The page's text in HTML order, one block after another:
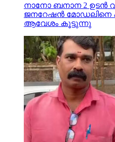
നാനോ ബനാന 2 ഉടന്‍
ജനറേഷന്‍ മോഡലിനെ
ആവേശം കൂട്ടുന്നു